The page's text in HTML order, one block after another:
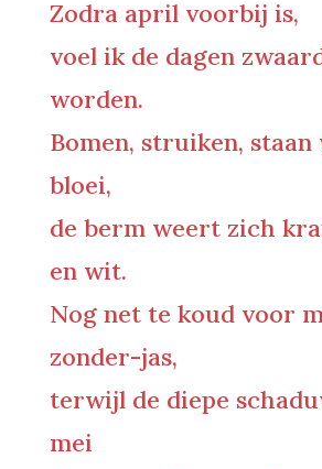
Zodra april voorbij is,
voel ik de dagen
worden.
Bomen, struiken, staan
bloei,
de berm weert zich
en wit.
Nog net te koud voor
zonder-jas,
terwijl de diepe
mei